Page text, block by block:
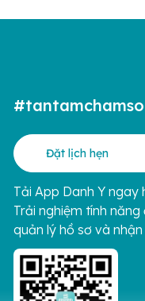
Đặt lịch hẹn
Tải App Danh Y ngay
Trải nghiệm tính năng
quản lý hồ sơ và